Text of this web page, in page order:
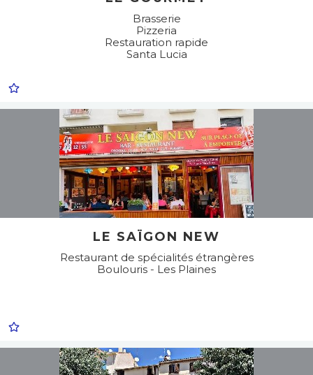
Brasserie
Pizzeria
Restauration rapide
Santa Lucia
LE SAÏGON NEW
Restaurant de spécialités étrangères
Boulouris - Les Plaines